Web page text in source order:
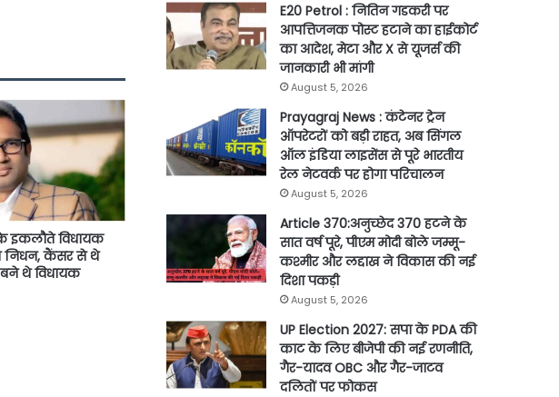
के इकलौते विधायक
निधन, कैंसर से थे
बने थे विधायक
E20 Petrol : नितिन गडकरी पर
आपत्तिजनक पोस्ट हटाने का हाईकोर्ट
का आदेश, मेटा और X से यूजर्स की
जानकारी भी मांगी
August 5, 2026
Prayagraj News : कंटेनर ट्रेन
ऑपरेटरों को बड़ी राहत, अब सिंगल
ऑल इंडिया लाइसेंस से पूरे भारतीय
रेल नेटवर्क पर होगा परिचालन
August 5, 2026
Article 370:अनुच्छेद 370 हटने के
सात वर्ष पूरे, पीएम मोदी बोले जम्मू-
कश्मीर और लद्दाख ने विकास की नई
दिशा पकड़ी
August 5, 2026
UP Election 2027: सपा के PDA की
काट के लिए बीजेपी की नई रणनीति,
गैर-यादव OBC और गैर-जाटव
दलितों पर फोकस